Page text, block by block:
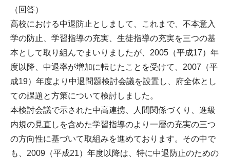
（回答）
高校における中退防止としまして、これまで、不本意入
学の防止、学習指導の充実、生徒指導の充実を三つの基
本として取り組んでまいりましたが、2005（平成17）年
度以降、中退率が増加に転じたことを受けて、2007（平
成19）年度より中退問題検討会議を設置し、府全体とし
ての課題と方策について検討しました。
本検討会議で示された中高連携、人間関係づくり、進級
内規の見直しを含めた学習指導のより一層の充実の三つ
の方向性に基づいて取組みを進めております。その中で
も、2009（平成21）年度以降は、特に中退防止のための